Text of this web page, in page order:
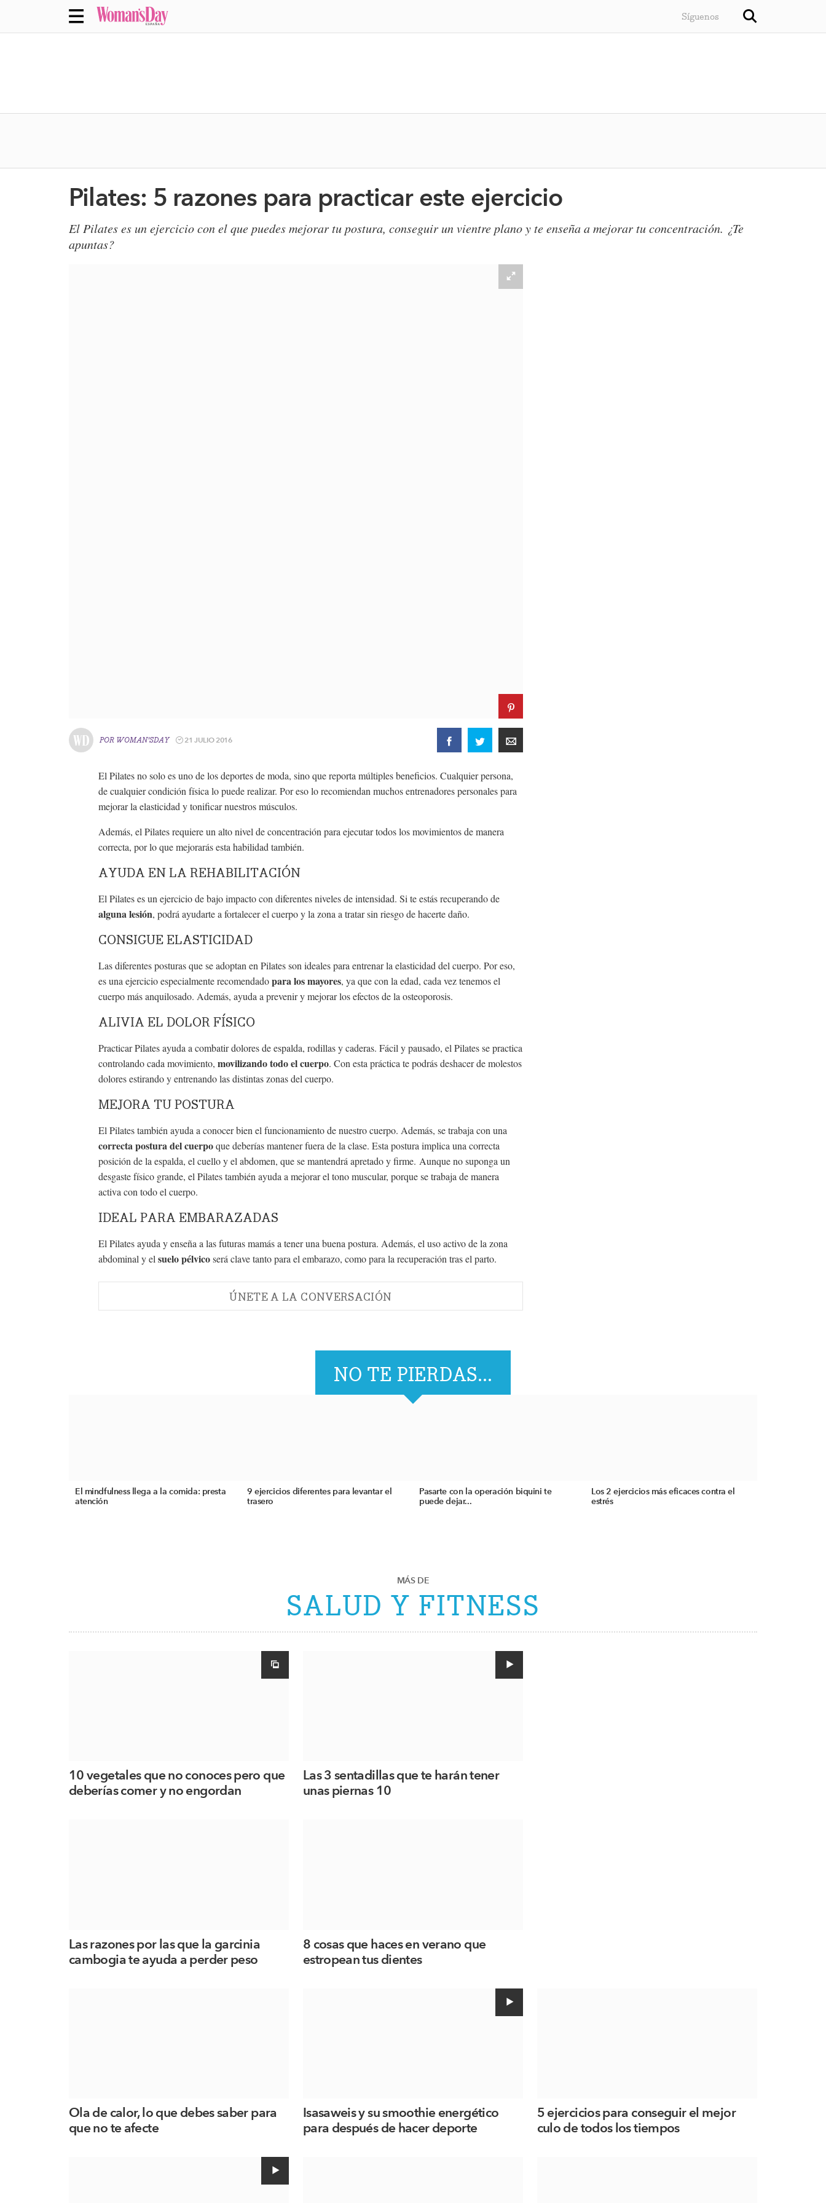
Síguenos
Pilates: 5 razones para practicar este ejercicio
​El Pilates es un ejercicio con el que puedes mejorar tu postura, conseguir un vientre plano y te enseña a mejorar tu concentración. ¿Te
apuntas?
POR WOMAN'SDAY 21 JULIO 2016
El Pilates no solo es uno de los deportes de moda, sino que reporta múltiples beneficios. Cualquier persona,
de cualquier condición física lo puede realizar. Por eso lo recomiendan muchos entrenadores personales para
mejorar la elasticidad y tonificar nuestros músculos.
Además, el Pilates requiere un alto nivel de concentración para ejecutar todos los movimientos de manera
correcta, por lo que mejorarás esta habilidad también.
AYUDA EN LA REHABILITACIÓN
El Pilates es un ejercicio de bajo impacto con diferentes niveles de intensidad. Si te estás recuperando de
alguna lesión, podrá ayudarte a fortalecer el cuerpo y la zona a tratar sin riesgo de hacerte daño.
CONSIGUE ELASTICIDAD
Las diferentes posturas que se adoptan en Pilates son ideales para entrenar la elasticidad del cuerpo. Por eso,
es una ejercicio especialmente recomendadopara los mayores, ya que con la edad, cada vez tenemos el
cuerpo más anquilosado. Además, ayuda a prevenir y mejorar los efectos de la osteoporosis.
ALIVIA EL DOLOR FÍSICO
Practicar Pilates ayuda a combatir dolores de espalda, rodillas y caderas. Fácil y pausado, el Pilates se practica
controlando cada movimiento, movilizando todo el cuerpo. Con esta práctica te podrás deshacer de molestos
dolores estirando y entrenando las distintas zonas del cuerpo.
MEJORA TU POSTURA
El Pilates también ayuda a conocer bien el funcionamiento de nuestro cuerpo. Además, se trabaja con una
correcta postura del cuerpoque deberías mantener fuera de la clase. Esta postura implica una correcta
posición de la espalda, el cuello y el abdomen, que se mantendrá apretado y firme. Aunque no suponga un
desgaste físico grande, el Pilates también ayuda a mejorar el tono muscular, porque se trabaja de manera
activa con todo el cuerpo.
IDEAL PARA EMBARAZADAS
El Pilates ayuda y enseña a las futuras mamás a tener una buena postura. Además, el uso activo de la zona
abdominal y el suelo pélvicoserá clave tanto para el embarazo, como para la recuperación tras el parto.
ÚNETE A LA CONVERSACIÓN
NO TE PIERDAS...
El mindfulness llega a la comida: presta
atención
9 ejercicios diferentes para levantar el
trasero
Pasarte con la operación biquini te
puede dejar...
Los 2 ejercicios más eficaces contra el
estrés
MÁS DE
SALUD Y FITNESS
10 vegetales que no conoces pero que
deberías comer y no engordan
Las 3 sentadillas que te harán tener
unas piernas 10
Las razones por las que la garcinia
cambogia te ayuda a perder peso
8 cosas que haces en verano que
estropean tus dientes
Ola de calor, lo que debes saber para
que no te afecte
Isasaweis y su smoothie energético
para después de hacer deporte
5 ejercicios para conseguir el mejor
culo de todos los tiempos